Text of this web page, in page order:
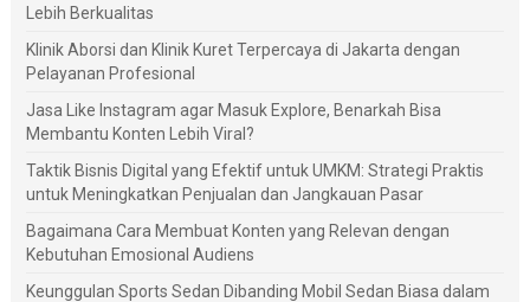
Lebih Berkualitas
Klinik Aborsi dan Klinik Kuret Terpercaya di Jakarta dengan
Pelayanan Profesional
Jasa Like Instagram agar Masuk Explore, Benarkah Bisa
Membantu Konten Lebih Viral?
Taktik Bisnis Digital yang Efektif untuk UMKM: Strategi Praktis
untuk Meningkatkan Penjualan dan Jangkauan Pasar
Bagaimana Cara Membuat Konten yang Relevan dengan
Kebutuhan Emosional Audiens
Keunggulan Sports Sedan Dibanding Mobil Sedan Biasa dalam